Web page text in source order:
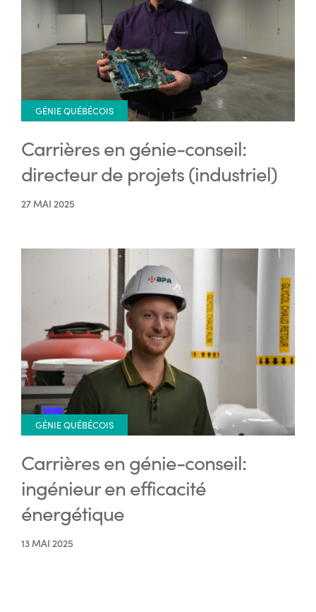
GÉNIE QUÉBÉCOIS
Carrières en génie-conseil:
directeur de projets (industriel)
27 MAI 2025
GÉNIE QUÉBÉCOIS
Carrières en génie-conseil:
ingénieur en efficacité
énergétique
13 MAI 2025